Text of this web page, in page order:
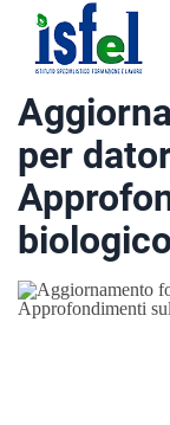
Isfel
Istituto
specialistico
formazione
e
lavoro
per